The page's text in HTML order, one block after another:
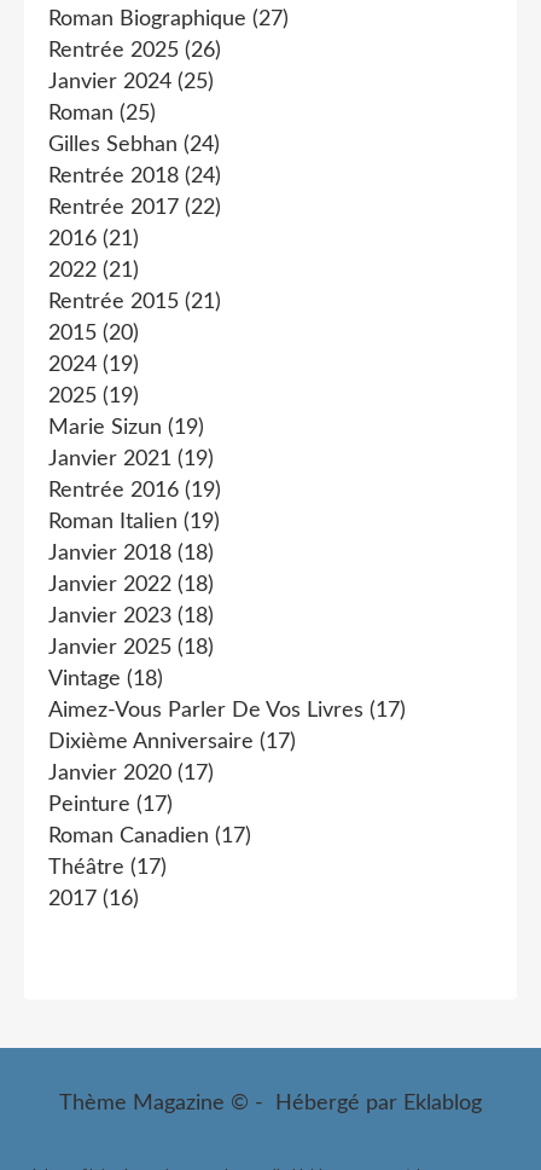
Roman Biographique (27)
Rentrée 2025 (26)
Janvier 2024 (25)
Roman (25)
Gilles Sebhan (24)
Rentrée 2018 (24)
Rentrée 2017 (22)
2016 (21)
2022 (21)
Rentrée 2015 (21)
2015 (20)
2024 (19)
2025 (19)
Marie Sizun (19)
Janvier 2021 (19)
Rentrée 2016 (19)
Roman Italien (19)
Janvier 2018 (18)
Janvier 2022 (18)
Janvier 2023 (18)
Janvier 2025 (18)
Vintage (18)
Aimez-Vous Parler De Vos Livres (17)
Dixième Anniversaire (17)
Janvier 2020 (17)
Peinture (17)
Roman Canadien (17)
Théâtre (17)
2017 (16)
Thème Magazine © - Hébergé par Eklablog